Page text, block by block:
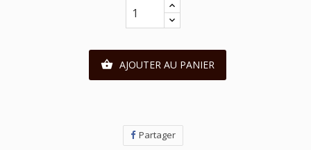
 AJOUTER AU PANIER
Partager